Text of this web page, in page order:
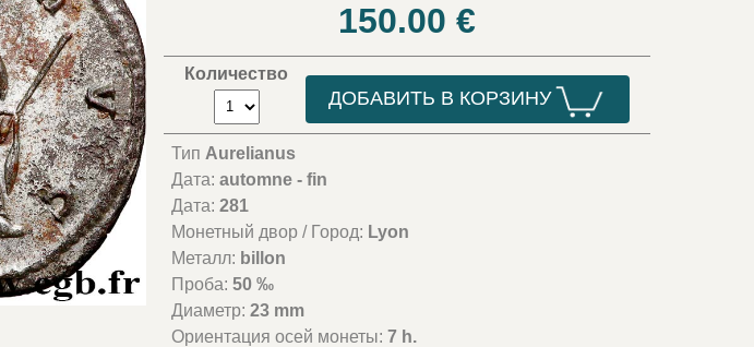
150.00 €
Количество
ДОБАВИТЬ В КОРЗИНУ
Тип Aurelianus
Дата:automne - fin
Дата:281
Монетный двор / Город: Lyon
Металл: billon
Проба:50 ‰
Диаметр:23 mm
Ориентация осей монеты:7 h.